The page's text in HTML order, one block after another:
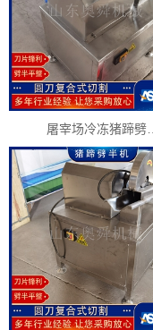
屠宰场冷冻猪蹄劈…